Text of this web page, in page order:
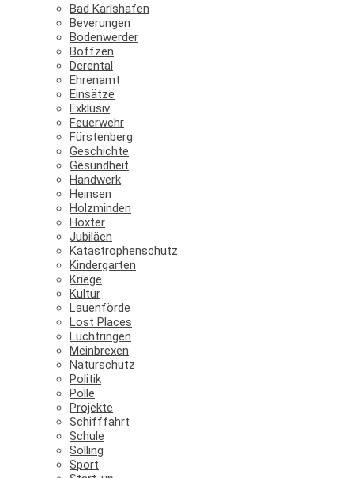
Bad Karlshafen
Beverungen
Bodenwerder
Boffzen
Derental
Ehrenamt
Einsätze
Exklusiv
Feuerwehr
Fürstenberg
Geschichte
Gesundheit
Handwerk
Heinsen
Holzminden
Höxter
Jubiläen
Katastrophenschutz
Kindergarten
Kriege
Kultur
Lauenförde
Lost Places
Lüchtringen
Meinbrexen
Naturschutz
Politik
Polle
Projekte
Schifffahrt
Schule
Solling
Sport